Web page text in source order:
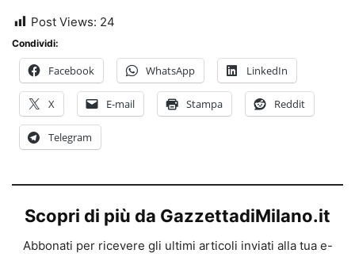
Post Views: 24
Condividi:
Facebook WhatsApp LinkedIn
X E-mail Stampa Reddit
Telegram
Scopri di più da GazzettadiMilano.it
Abbonati per ricevere gli ultimi articoli inviati alla tua e-